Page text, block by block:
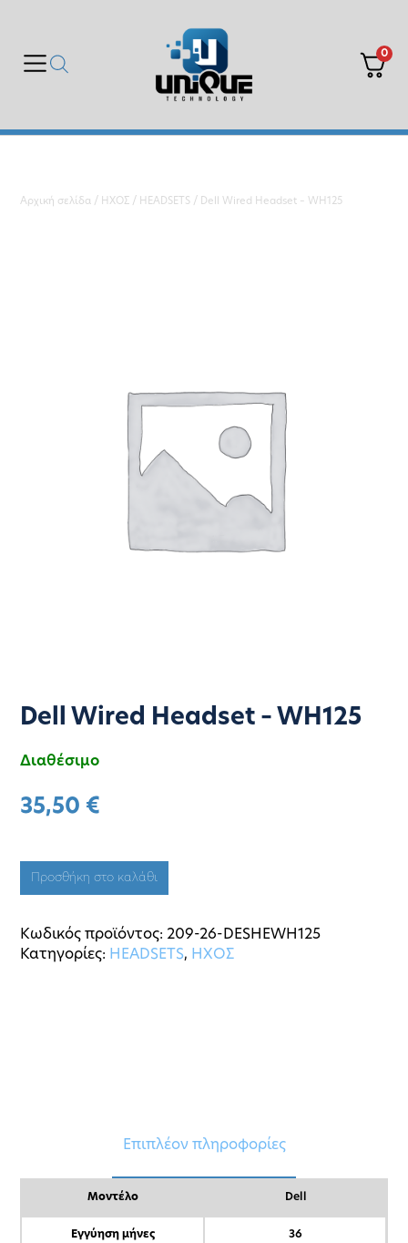
0
Αρχική σελίδα / ΗΧΟΣ / HEADSETS / Dell Wired Headset – WH125
Dell Wired Headset – WH125
Διαθέσιμο
35,50 €
Προσθήκη στο καλάθι
Κωδικός προϊόντος:209-26-DESHEWH125
Κατηγορίες: HEADSETS, ΗΧΟΣ
Επιπλέον πληροφορίες
Μοντέλο Dell
Εγγύηση μήνες 36